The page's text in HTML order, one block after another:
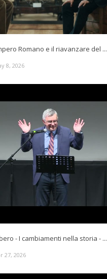
Romano e il riavanzare del ...
8, 2026
- I cambiamenti nella storia - ...
27, 2026